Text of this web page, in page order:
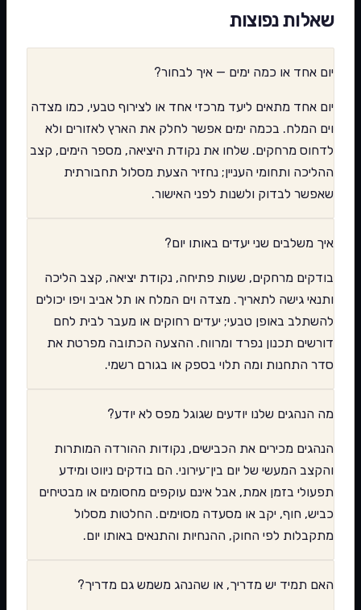
שאלות נפוצות
יום אחד או כמה ימים — איך לבחור?
יום אחד מתאים ליעד מרכזי אחד או לצירוף טבעי, כמו מצדה
וים המלח. בכמה ימים אפשר לחלק את הארץ לאזורים ולא
לדחוס מרחקים. שלחו את נקודת היציאה, מספר הימים, קצב
ההליכה ותחומי העניין; נחזיר הצעת מסלול תחבורתית
שאפשר לבדוק ולשנות לפני האישור.
איך משלבים שני יעדים באותו יום?
בודקים מרחקים, שעות פתיחה, נקודת יציאה, קצב הליכה
ותנאי גישה לתאריך. מצדה וים המלח או תל אביב ויפו יכולים
להשתלב באופן טבעי; יעדים רחוקים או מעבר לבית לחם
דורשים תכנון נפרד ומרווח. ההצעה הכתובה מפרטת את
סדר התחנות ומה תלוי בספק או בגורם רשמי.
מה הנהגים שלנו יודעים שגוגל מפס לא יודע?
הנהגים מכירים את הכבישים, נקודות ההורדה המותרות
והקצב המעשי של יום בין־עירוני. הם בודקים ניווט ומידע
תפעולי בזמן אמת, אבל אינם עוקפים מחסומים או מבטיחים
כביש, חוף, יקב או מסעדה מסוימים. החלטות מסלול
מתקבלות לפי החוק, ההנחיות והתנאים באותו יום.
האם תמיד יש מדריך, או שהנהג משמש גם מדריך?